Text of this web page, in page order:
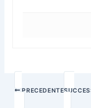
PRECEDENTE